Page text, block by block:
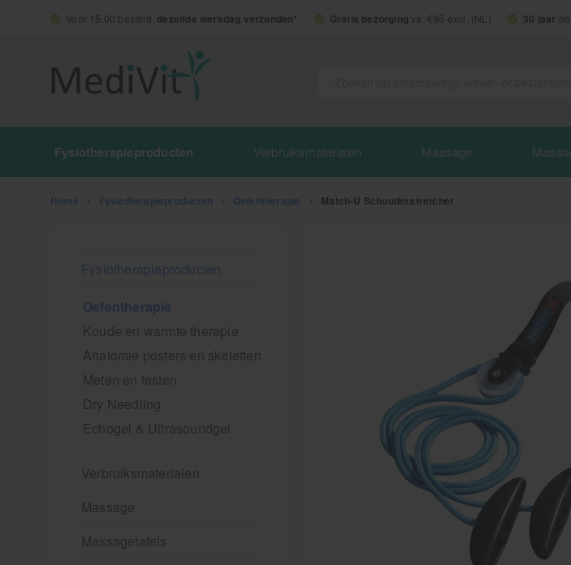
Voor 15.00 besteld, dezelfde werkdag verzonden* Gratis bezorging va. €95 excl. (NL) 30 jaar
Fysiotherapieproducten Verbruiksmaterialen Massage
Home Fysiotherapieproducten Oefentherapie Match-U Schouderstretcher
Fysiotherapieproducten
Oefentherapie
Koude en warmte therapie
Anatomie posters en skeletten
Meten en testen
Dry Needling
Echogel & Ultrasoundgel
Verbruiksmaterialen
Massage
Massagetafels